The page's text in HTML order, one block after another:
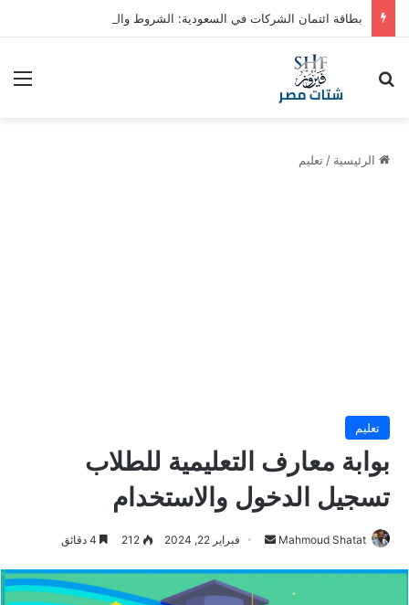
بطاقة ائتمان الشركات في السعودية: الشروط والمزايا
بحث عن
الرئيسية / تعليم
تعليم
بوابة معارف التعليمية للطلاب
تسجيل الدخول والاستخدام
Mahmoud Shatat فبراير 22, 2024 212